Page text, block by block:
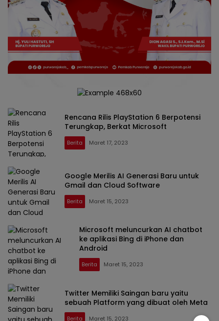
Rencana Rilis PlayStation 6 Berpotensi
Terungkap, Berkat Microsoft
Berita Maret 17, 2023
Google Merilis AI Generasi Baru untuk
Gmail dan Cloud Software
Berita Maret 15, 2023
Microsoft meluncurkan AI chatbot
ke aplikasi Bing di iPhone dan
Android
Berita Maret 15, 2023
Twitter Memiliki Saingan baru yaitu
sebuah Platform yang dibuat oleh Meta
Berita Maret 15, 2023